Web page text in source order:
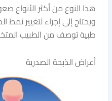
هذا النوع من أكثر الأنواع
ويحتاج إلى إجراء لتغيير نمط
طبية توصف من الطبيب
أعراض الذبحة الصدرية